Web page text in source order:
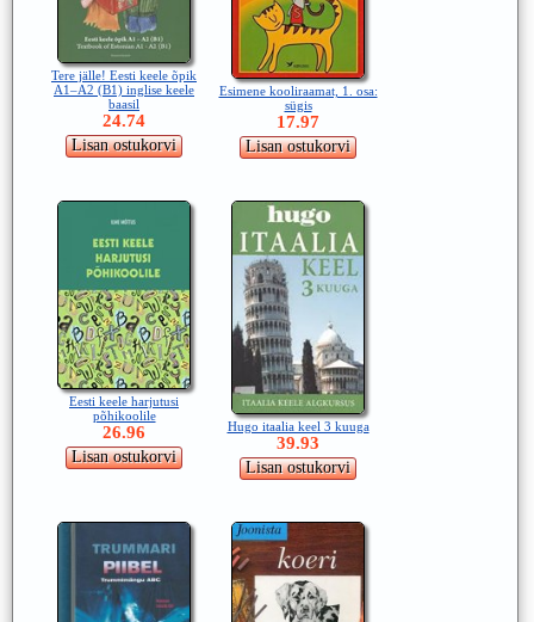
Tere jälle! Eesti keele õpik
A1–A2 (B1) inglise keele
baasil
24.74
Esimene kooliraamat, 1. osa:
sügis
17.97
Eesti keele harjutusi
põhikoolile
26.96 Hugo itaalia keel 3 kuuga
39.93